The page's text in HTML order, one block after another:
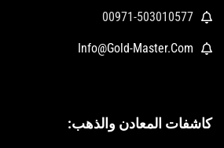
00971-503010577
Info@Gold-Master.Com
كاشفات المعادن والذهب: